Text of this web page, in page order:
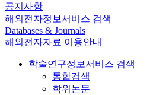
공지사항
해외전자정보서비스 검색
Databases & Journals
해외전자자료 이용안내
학술연구정보서비스 검색
통합검색
학위논문